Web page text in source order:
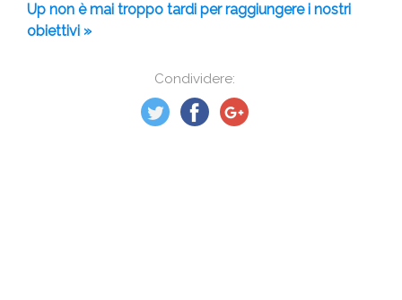
Condividere:
Up non è mai troppo tardi per raggiungere i nostri
obiettivi »